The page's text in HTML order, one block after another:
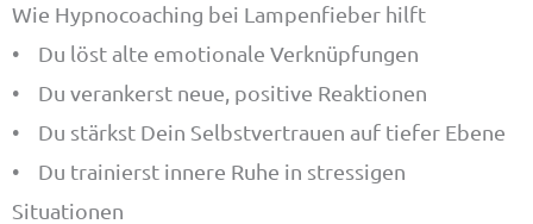
Wie Hypnocoaching bei Lampenfieber hilft
• Du löst alte emotionale Verknüpfungen
• Du verankerst neue, positive Reaktionen
• Du stärkst Dein Selbstvertrauen auf tiefer Ebene
• Du trainierst innere Ruhe in stressigen
Situationen